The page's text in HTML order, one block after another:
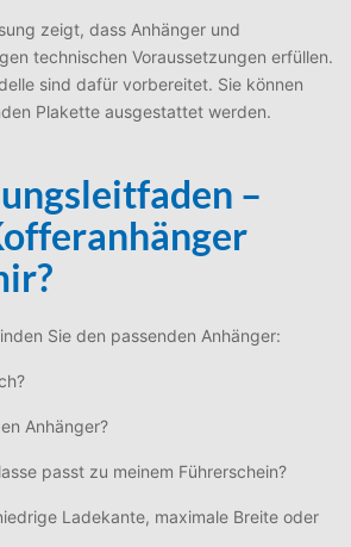
zeigt, dass Anhänger und
technischen Voraussetzungen erfüllen.
sind dafür vorbereitet. Sie können
Plakette ausgestattet werden.
–
Sie den passenden Anhänger:
Anhänger?
passt zu meinem Führerschein?
Ladekante, maximale Breite oder